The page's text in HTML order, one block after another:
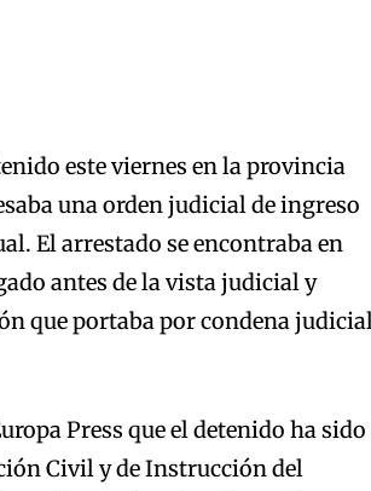
este viernes en la provincia
una orden judicial de ingreso
El arrestado se encontraba en
antes de la vista judicial y
que portaba por condena
Press que el detenido ha sido
Civil y de Instrucción del